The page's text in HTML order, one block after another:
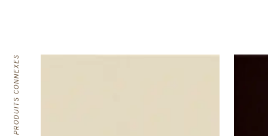
PRODUITS CONNEXES